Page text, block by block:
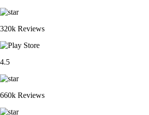
320k Reviews
4.5
660k Reviews